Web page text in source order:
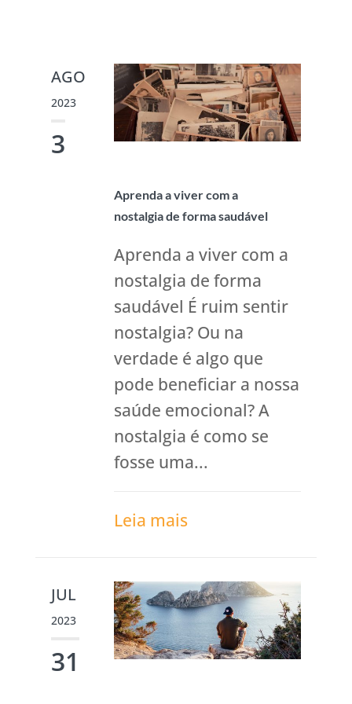
AGO
2023
3
Aprenda a viver com a
nostalgia de forma saudável
Aprenda a viver com a
nostalgia de forma
saudável É ruim sentir
nostalgia? Ou na
verdade é algo que
pode beneficiar a nossa
saúde emocional? A
nostalgia é como se
fosse uma...
Leia mais
JUL
2023
31